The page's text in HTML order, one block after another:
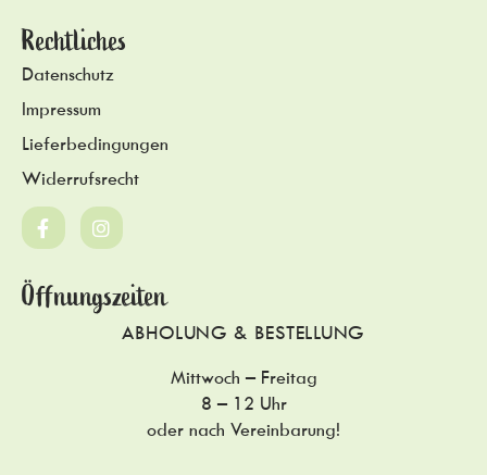
Rechtliches
Datenschutz
Impressum
Lieferbedingungen
Widerrufsrecht
Öffnungszeiten
ABHOLUNG & BESTELLUNG
Mittwoch – Freitag
8 – 12 Uhr
oder nach Vereinbarung!